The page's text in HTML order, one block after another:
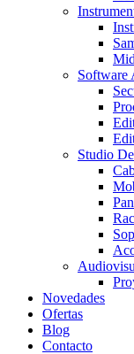
Software
Studio
Novedades
Ofertas
Blog
Contacto